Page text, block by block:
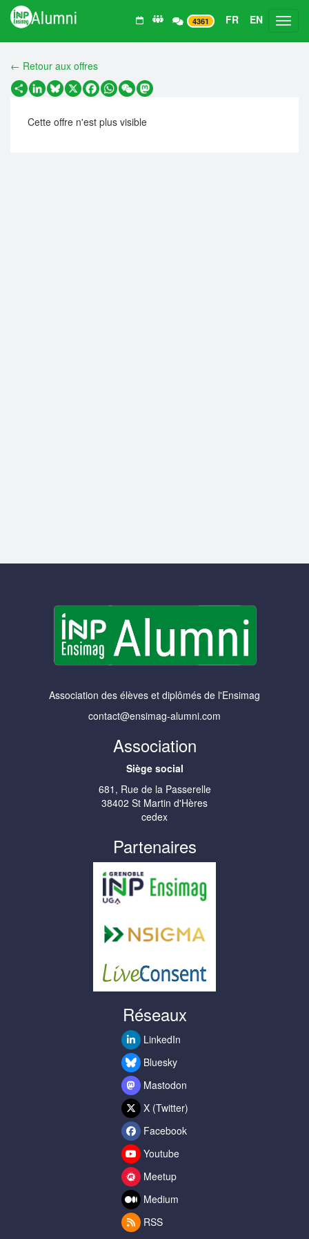
4361 FR EN
← Retour aux offres
PartagerLinkedIn
Bluesky
X Facebook
WhatsApp
WeChatMastodon
Cette offre n'est plus visible
Association des élèves et diplômés de l'Ensimag
contact@ensimag-alumni.com
Association
Siège social
681, Rue de la Passerelle
38402 St Martin d'Hères
cedex
Partenaires
Réseaux
LinkedIn
Bluesky
Mastodon
X (Twitter)
Facebook
Youtube
Meetup
Medium
RSS